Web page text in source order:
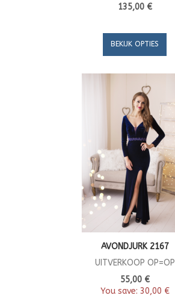
135,00 €
BEKIJK OPTIES
AVONDJURK 2167
UITVERKOOP OP=OP
55,00 €
You save: 30,00 €